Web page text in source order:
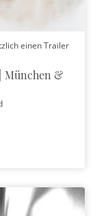
einen Trailer
München &